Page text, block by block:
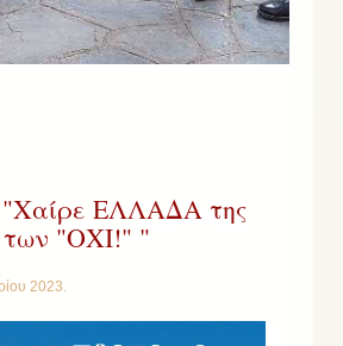
ΕΛΛΑΔΑ της
"ΟΧΙ!" "
2023